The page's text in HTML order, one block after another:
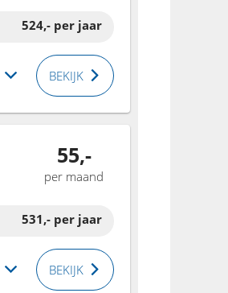
524,- per jaar
BEKIJK
55,-
per maand
531,- per jaar
BEKIJK